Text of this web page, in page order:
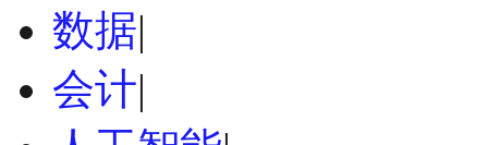
数据|
会计|